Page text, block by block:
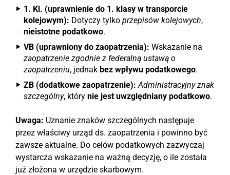
1. Kl. (uprawnienie do 1. klasy w transporcie
kolejowym): Dotyczy tylko przepisów kolejowych,
nieistotne podatkowo.
VB (uprawniony do zaopatrzenia): Wskazanie na
zaopatrzenie zgodnie z federalną ustawą o
zaopatrzeniu, jednak bez wpływu podatkowego.
ZB (dodatkowe zaopatrzenie): Administracyjny znak
szczególny, który nie jest uwzględniany podatkowo.
Uwaga: Uznanie znaków szczególnych następuje
przez właściwy urząd ds. zaopatrzenia i powinno być
zawsze aktualne. Do celów podatkowych zazwyczaj
wystarcza wskazanie na ważną decyzję, o ile została
już złożona w urzędzie skarbowym.